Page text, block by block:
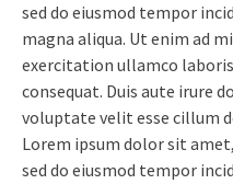
sed do eiusmod tempor
magna aliqua. Ut enim ad
exercitation ullamco
consequat. Duis aute irure
voluptate velit esse cillum
Lorem ipsum dolor sit
sed do eiusmod tempor